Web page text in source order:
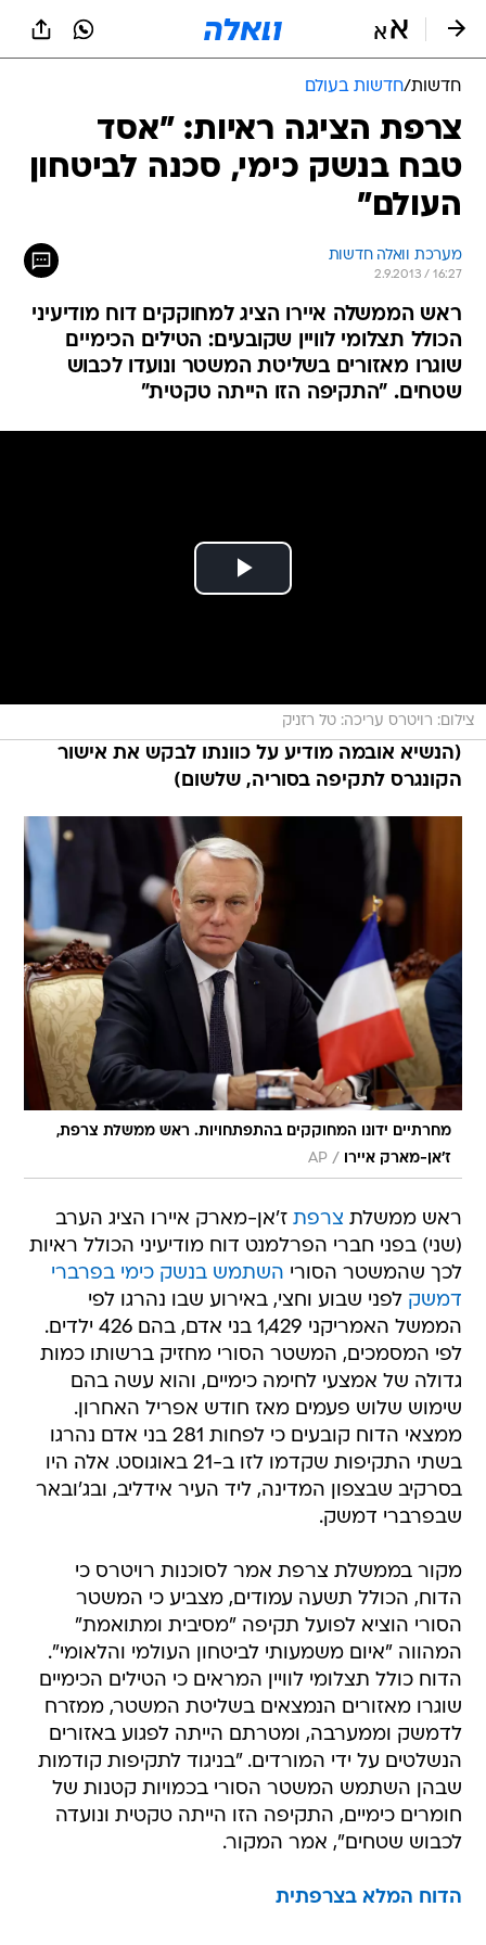
חדשות/חדשות בעולם
צרפת הציגה ראיות: "אסד
טבח בנשק כימי, סכנה לביטחון
העולם"
מערכת וואלה חדשות
2.9.2013 / 16:27
ראש הממשלה איירו הציג למחוקקים דוח מודיעיני
הכולל תצלומי לוויין שקובעים: הטילים הכימיים
שוגרו מאזורים בשליטת המשטר ונועדו לכבוש
שטחים. "התקיפה הזו הייתה טקטית"
צילום: רויטרס עריכה: טל רזניק
(הנשיא אובמה מודיע על כוונתו לבקש את אישור
הקונגרס לתקיפה בסוריה, שלשום)
מחרתיים ידונו המחוקקים בהתפתחויות. ראש ממשלת צרפת,
ז'אן-מארק איירו
/
AP
ראש ממשלת צרפת ז'אן-מארק איירו הציג הערב
(שני) בפני חברי הפרלמנט דוח מודיעיני הכולל ראיות
לכך שהמשטר הסורי השתמש בנשק כימי בפרברי
דמשק לפני שבוע וחצי, באירוע שבו נהרגו לפי
הממשל האמריקני 1,429 בני אדם, בהם 426 ילדים.
לפי המסמכים, המשטר הסורי מחזיק ברשותו כמות
גדולה של אמצעי לחימה כימיים, והוא עשה בהם
שימוש שלוש פעמים מאז חודש אפריל האחרון.
ממצאי הדוח קובעים כי לפחות 281 בני אדם נהרגו
בשתי התקיפות שקדמו לזו ב-21 באוגוסט. אלה היו
בסרקיב שבצפון המדינה, ליד העיר אידליב, ובג'ובאר
שבפרברי דמשק.
מקור בממשלת צרפת אמר לסוכנות רויטרס כי
הדוח, הכולל תשעה עמודים, מצביע כי המשטר
הסורי הוציא לפועל תקיפה "מסיבית ומתואמת"
המהווה "איום משמעותי לביטחון העולמי והלאומי".
הדוח כולל תצלומי לוויין המראים כי הטילים הכימיים
שוגרו מאזורים הנמצאים בשליטת המשטר, ממזרח
לדמשק וממערבה, ומטרתם הייתה לפגוע באזורים
הנשלטים על ידי המורדים. "בניגוד לתקיפות קודמות
שבהן השתמש המשטר הסורי בכמויות קטנות של
חומרים כימיים, התקיפה הזו הייתה טקטית ונועדה
לכבוש שטחים", אמר המקור.
הדוח המלא בצרפתית